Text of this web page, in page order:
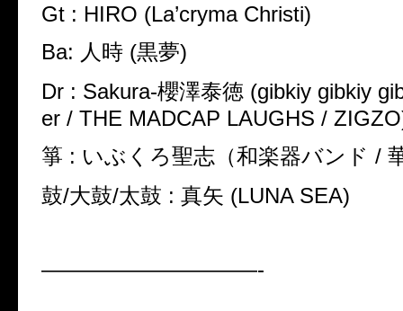
Gt : HIRO (La’cryma Christi)
Ba: 人時 (黒夢)
Dr : Sakura-櫻澤泰徳 (gibkiy gibkiy
er / THE MADCAP LAUGHS /
箏 : いぶくろ聖志（和楽器バンド /
鼓/大鼓/太鼓 : 真矢 (LUNA SEA)
——————————-